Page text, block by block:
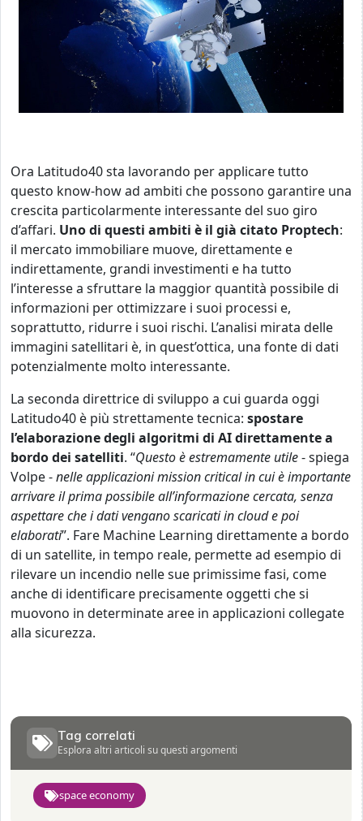
Ora Latitudo40 sta lavorando per applicare tutto
questo know-how ad ambiti che possono garantire una
crescita particolarmente interessante del suo giro
d’affari. Uno di questi ambiti è il già citato Proptech:
il mercato immobiliare muove, direttamente e
indirettamente, grandi investimenti e ha tutto
l’interesse a sfruttare la maggior quantità possibile di
informazioni per ottimizzare i suoi processi e,
soprattutto, ridurre i suoi rischi. L’analisi mirata delle
immagini satellitari è, in quest’ottica, una fonte di dati
potenzialmente molto interessante.
La seconda direttrice di sviluppo a cui guarda oggi
Latitudo40 è più strettamente tecnica: spostare
l’elaborazione degli algoritmi di AI direttamente a
bordo dei satelliti. “Questo è estremamente utile- spiega
Volpe -nelle applicazioni mission critical in cui è importante
arrivare il prima possibile all’informazione cercata, senza
aspettare che i dati vengano scaricati in cloud e poi
elaborati”. Fare Machine Learning direttamente a bordo
di un satellite, in tempo reale, permette ad esempio di
rilevare un incendio nelle sue primissime fasi, come
anche di identificare precisamente oggetti che si
muovono in determinate aree in applicazioni collegate
alla sicurezza.
Tag correlati
Esplora altri articoli su questi argomenti
space economy